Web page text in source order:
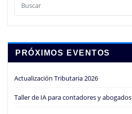
PRÓXIMOS EVENTOS
Actualización Tributaria 2026
Taller de IA para contadores y abogados